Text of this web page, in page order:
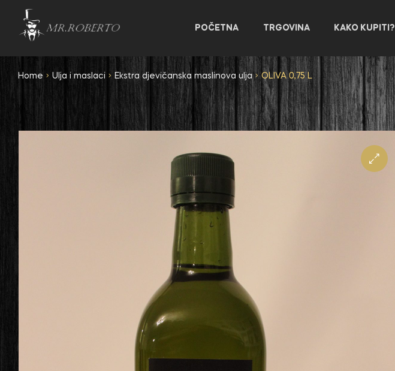
POČETNA TRGOVINA KAKO KUPITI?
Home Ulja i maslaci Ekstra djevičanska maslinova ulja OLIVA 0,75 L